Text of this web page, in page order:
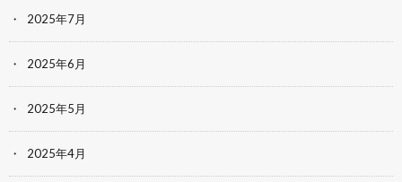
2025年7月
2025年6月
2025年5月
2025年4月